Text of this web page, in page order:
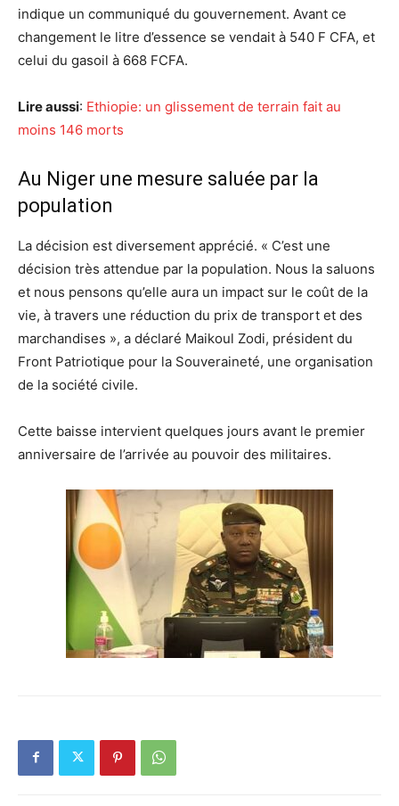
indique un communiqué du gouvernement. Avant ce
changement le litre d’essence se vendait à 540 F CFA, et
celui du gasoil à 668 FCFA.
Lire aussi: Ethiopie: un glissement de terrain fait au
moins 146 morts
Au Niger une mesure saluée par la
population
La décision est diversement apprécié. « C’est une
décision très attendue par la population. Nous la saluons
et nous pensons qu’elle aura un impact sur le coût de la
vie, à travers une réduction du prix de transport et des
marchandises », a déclaré Maikoul Zodi, président du
Front Patriotique pour la Souveraineté, une organisation
de la société civile.
Cette baisse intervient quelques jours avant le premier
anniversaire de l’arrivée au pouvoir des militaires.